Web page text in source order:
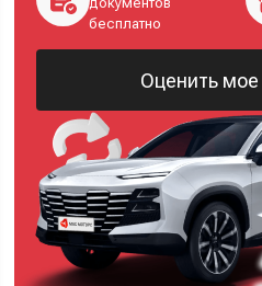
бесплатно
Оценить мое